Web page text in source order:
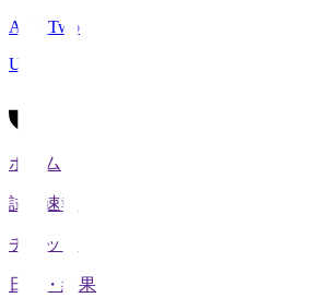
ACL Two
U-21
ホーム
試合速報
チケット
日程・結果